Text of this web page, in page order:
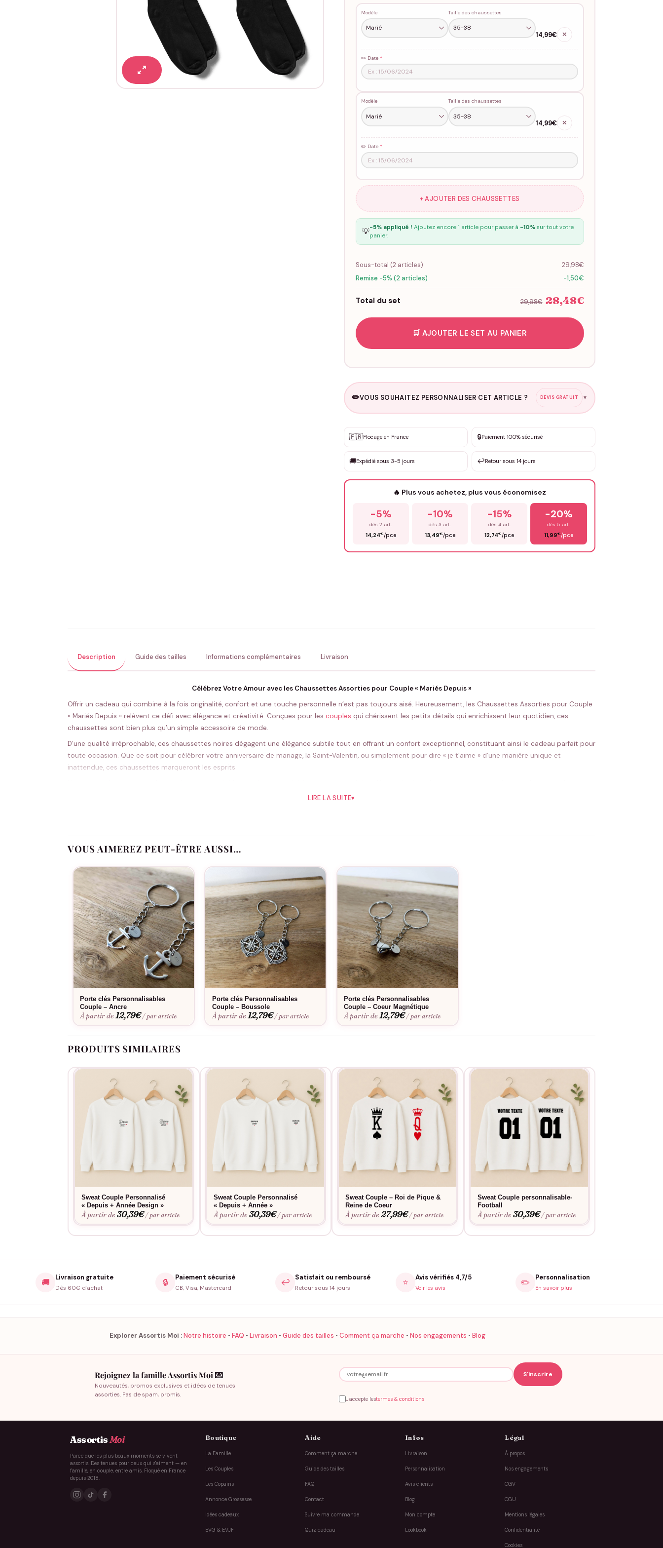
Modèle Taille des chaussettes
14,99€ ✕
✏️ Date *
Modèle Taille des chaussettes
14,99€ ✕
✏️ Date *
+ AJOUTER DES CHAUSSETTES
💡-5% appliqué ! Ajoutez encore 1 article pour passer à -10%sur tout votre
panier.
Sous-total (2articles)
29,98€
Remise -5% (2 articles)
-1,50€
Total du set 29,98€ 28,48€
🛒 AJOUTER LE SET AU PANIER
✏️VOUS SOUHAITEZ PERSONNALISER CET ARTICLE ? DEVIS GRATUIT ▼
✨ Personnalisation sur mesure
DEVIS GRATUIT · Personnalisation de 3 à 10€ selon la demande
Que souhaitez-vous ?
🇫🇷Flocage en France 🔒Paiement 100% sécurisé
🚚Expédié sous 3-5 jours ↩️Retour sous 14 jours
🔥 Plus vous achetez, plus vous économisez
-5%
dès 2 art.
14,24€/pce
-10%
dès 3 art.
13,49€/pce
-15%
dès 4 art.
12,74€/pce
-20%
dès 5 art.
11,99€/pce
Description Guide des tailles Informations complémentaires Livraison
Célébrez Votre Amour avec les Chaussettes Assorties pour Couple « Mariés Depuis »
Offrir un cadeau qui combine à la fois originalité, confort et une touche personnelle n’est pas toujours aisé. Heureusement, les Chaussettes Assorties pour Couple
« Mariés Depuis » relèvent ce défi avec élégance et créativité. Conçues pour les couples qui chérissent les petits détails qui enrichissent leur quotidien, ces
chaussettes sont bien plus qu’un simple accessoire de mode.
D’une qualité irréprochable, ces chaussettes noires dégagent une élégance subtile tout en offrant un confort exceptionnel, constituant ainsi le cadeau parfait pour
toute occasion. Que ce soit pour célébrer votre anniversaire de mariage, la Saint-Valentin, ou simplement pour dire « je t’aime » d’une manière unique et
inattendue, ces chaussettes marqueront les esprits.
spécial de façon originale et quotidienne. Chaque pas que vous ferez ensemble, ces chaussettes assorties rappelleront la force et l’unicité de votre union.
Investissez dans un cadeau qui va au-delà du matériel et qui célèbre votre histoire unique. Avec les Chaussettes Assorties pour Couple « Mariés Depuis », chaque
Fabriqué à la commande, floqué en France.
LIRE LA SUITE▾
VOUS AIMEREZ PEUT-ÊTRE AUSSI…
Porte clés Personnalisables
Couple – Ancre
À partir de12,79€ / par article
Porte clés Personnalisables
Couple – Boussole
À partir de12,79€ / par article
Porte clés Personnalisables
Couple – Coeur Magnétique
À partir de12,79€ / par article
PRODUITS SIMILAIRES
Sweat Couple Personnalisé
« Depuis + Année Design »
À partir de30,39€ / par article
Sweat Couple Personnalisé
« Depuis + Année »
À partir de30,39€ / par article
Sweat Couple – Roi de Pique &
Reine de Coeur
À partir de27,99€ / par article
Sweat Couple personnalisable-
Football
À partir de30,39€ / par article
🚚 Livraison gratuite
Dès 60€ d'achat
🔒 Paiement sécurisé
CB, Visa, Mastercard
↩️ Satisfait ou remboursé
Retour sous 14 jours
⭐ Avis vérifiés 4,7/5
Voir les avis ✏️ Personnalisation
En savoir plus
Explorer Assortis Moi :Notre histoire • FAQ • Livraison • Guide des tailles • Comment ça marche • Nos engagements • Blog
Rejoignez la famille Assortis Moi 💌
Nouveautés, promos exclusives et idées de tenues
assorties. Pas de spam, promis.
J'accepte lestermes & conditions
AssortisMoi
Parce que les plus beaux moments se vivent
assortis. Des tenues pour ceux qui s'aiment — en
famille, en couple, entre amis. Floqué en France
depuis 2018.
Boutique
La Famille
Les Couples
Les Copains
Annonce Grossesse
Idées cadeaux
EVG & EVJF
Aide
Comment ça marche
Guide des tailles
FAQ
Contact
Suivre ma commande
Quiz cadeau
Infos
Livraison
Personnalisation
Avis clients
Blog
Mon compte
Lookbook
Légal
À propos
Nos engagements
CGV
CGU
Mentions légales
Confidentialité
Cookies